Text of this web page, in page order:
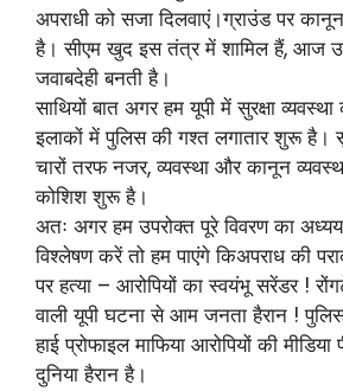
अपराधी को सजा दिलवाएं।ग्राउंड पर
है। सीएम खुद इस तंत्र में शामिल हैं, आज
जवाबदेही बनती है।
साथियों बात अगर हम यूपी में सुरक्षा
इलाकों में पुलिस की गश्त लगातार शुरू है।
चारों तरफ नजर, व्यवस्था और कानून
कोशिश शुरू है।
अतः अगर हम उपरोक्त पूरे विवरण का
विश्लेषण करें तो हम पाएंगे किअपराध की
पर हत्या – आरोपियों का स्वयंभू सरेंडर !
वाली यूपी घटना से आम जनता हैरान !
हाई प्रोफाइल माफिया आरोपियों की
दुनिया हैरान है।